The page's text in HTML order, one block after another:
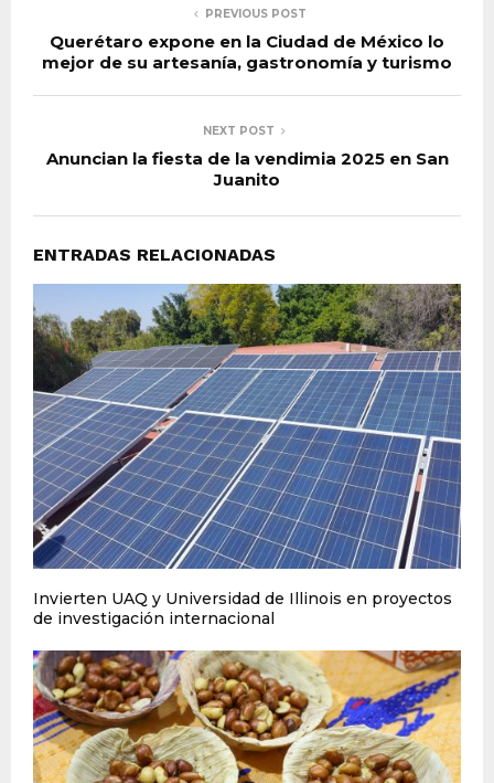
PREVIOUS POST
Querétaro expone en la Ciudad de México lo
mejor de su artesanía, gastronomía y turismo
NEXT POST
Anuncian la fiesta de la vendimia 2025 en San
Juanito
ENTRADAS RELACIONADAS
Invierten UAQ y Universidad de Illinois en proyectos
de investigación internacional